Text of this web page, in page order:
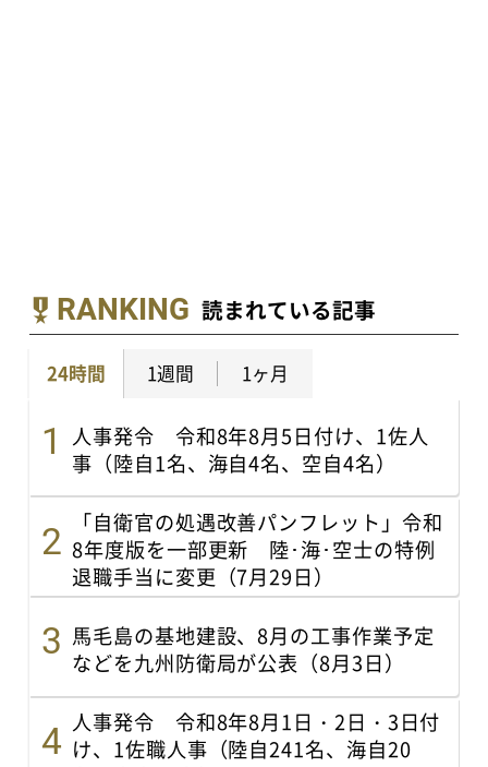
RANKING 読まれている記事
24時間 1週間 1ヶ月
人事発令 令和8年8月5日付け、1佐人
事（陸自1名、海自4名、空自4名）
「自衛官の処遇改善パンフレット」令和
8年度版を一部更新 陸･海･空士の特例
退職手当に変更（7月29日）
馬毛島の基地建設、8月の工事作業予定
などを九州防衛局が公表（8月3日）
人事発令 令和8年8月1日・2日・3日付
け、1佐職人事（陸自241名、海自20